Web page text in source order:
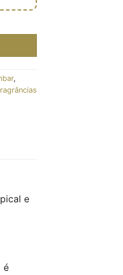
– Khadlaj
,
e
é